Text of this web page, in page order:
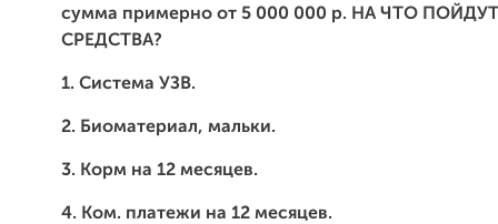
сумма примерно от 5 000 000 р. НА ЧТО
СРЕДСТВА?
1. Система УЗВ.
2. Биоматериал, мальки.
3. Корм на 12 месяцев.
4. Ком. платежи на 12 месяцев.